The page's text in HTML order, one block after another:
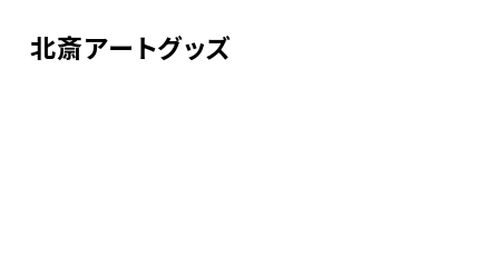
北斎アートグッズ